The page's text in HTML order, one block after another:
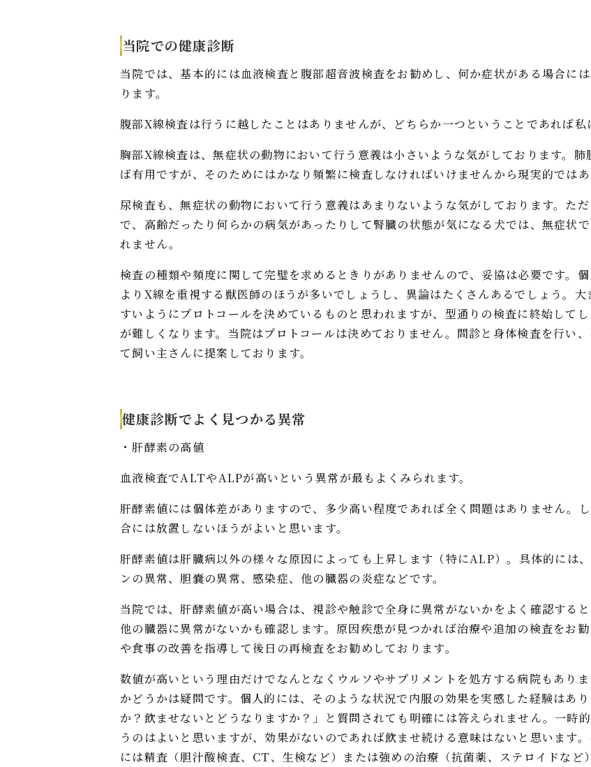
当院での健康診断
当院では、基本的には血液検査と腹部超音波検査をお勧めし、何か症状がある場合に
ります。
腹部X線検査は行うに越したことはありませんが、どちらか一つということであれば私
胸部X線検査は、無症状の動物において行う意義は小さいような気がしております。
ば有用ですが、そのためにはかなり頻繁に検査しなければいけませんから現実的ではあ
尿検査も、無症状の動物において行う意義はあまりないような気がしております。た
で、高齢だったり何らかの病気があったりして腎臓の状態が気になる犬では、無症状
れません。
検査の種類や頻度に関して完璧を求めるときりがありませんので、妥協は必要です。
よりX線を重視する獣医師のほうが多いでしょうし、異論はたくさんあるでしょう。
すいようにプロトコールを決めているものと思われますが、型通りの検査に終始して
が難しくなります。当院はプロトコールは決めておりません。問診と身体検査を行い
て飼い主さんに提案しております。
健康診断でよく見つかる異常
・肝酵素の高値
血液検査でALTやALPが高いという異常が最もよくみられます。
肝酵素値には個体差がありますので、多少高い程度であれば全く問題はありません。
合には放置しないほうがよいと思います。
肝酵素値は肝臓病以外の様々な原因によっても上昇します（特にALP）。具体的には
ンの異常、胆嚢の異常、感染症、他の臓器の炎症などです。
当院では、肝酵素値が高い場合は、視診や触診で全身に異常がないかをよく確認する
他の臓器に異常がないかも確認します。原因疾患が見つかれば治療や追加の検査をお
や食事の改善を指導して後日の再検査をお勧めしております。
数値が高いという理由だけでなんとなくウルソやサプリメントを処方する病院もあり
かどうかは疑問です。個人的には、そのような状況で内服の効果を実感した経験はあ
か？飲ませないとどうなりますか？」と質問されても明確には答えられません。一時
うのはよいと思いますが、効果がないのであれば飲ませ続ける意味はないと思います
には精査（胆汁酸検査、CT、生検など）または強めの治療（抗菌薬、ステロイドな